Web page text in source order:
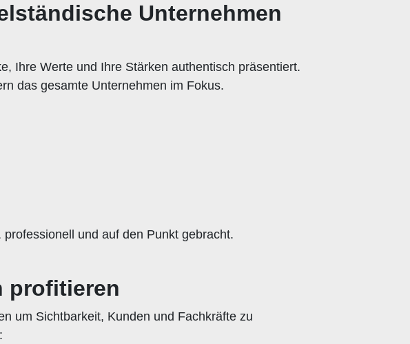
Unternehmen
Ihre Werte und Ihre Stärken authentisch präsentiert.
das gesamte Unternehmen im Fokus.
professionell und auf den Punkt gebracht.
profitieren
um Sichtbarkeit, Kunden und Fachkräfte zu